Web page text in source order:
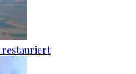
restauriert